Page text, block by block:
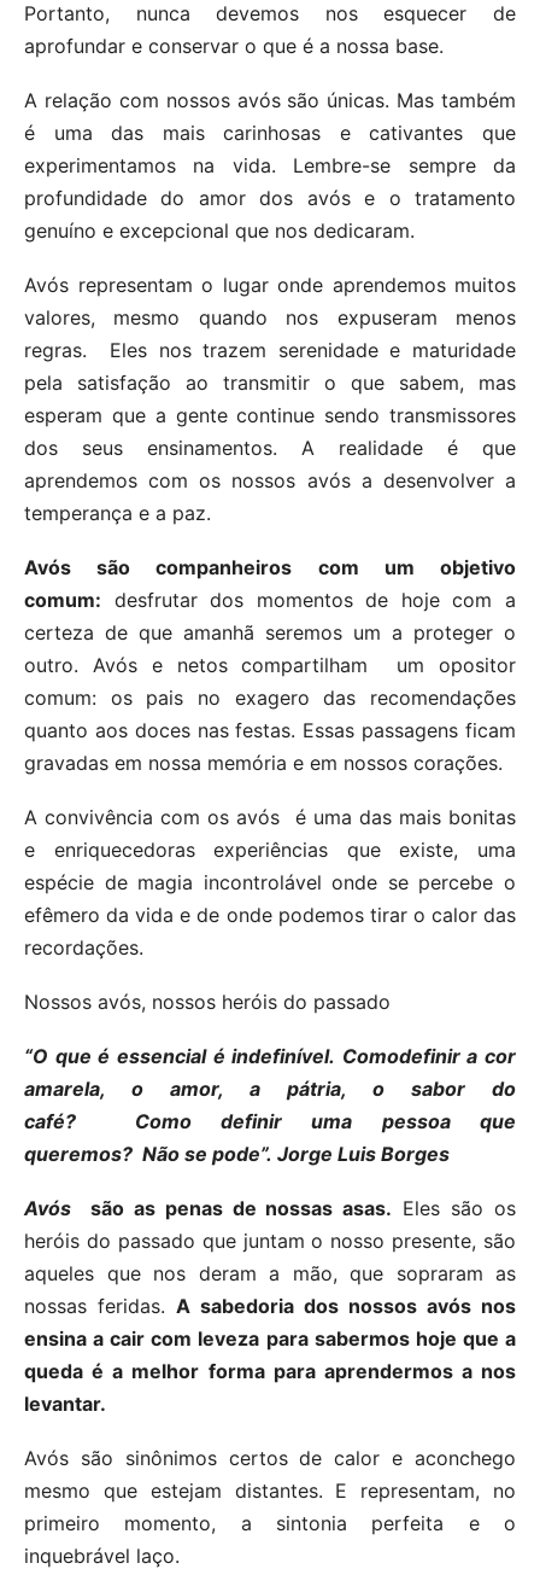
Portanto, nunca devemos nos esquecer de
aprofundar e conservar o que é a nossa base.
A relação com nossos avós são únicas. Mas também
é uma das mais carinhosas e cativantes que
experimentamos na vida. Lembre-se sempre da
profundidade do amor dos avós e o tratamento
genuíno e excepcional que nos dedicaram.
Avós representam o lugar onde aprendemos muitos
valores, mesmo quando nos expuseram menos
regras. Eles nos trazem serenidade e maturidade
pela satisfação ao transmitir o que sabem, mas
esperam que a gente continue sendo transmissores
dos seus ensinamentos. A realidade é que
aprendemos com os nossos avós a desenvolver a
temperança e a paz.
Avós são companheiros com um objetivo
comum: desfrutar dos momentos de hoje com a
certeza de que amanhã seremos um a proteger o
outro. Avós e netos compartilham um opositor
comum: os pais no exagero das recomendações
quanto aos doces nas festas. Essas passagens ficam
gravadas em nossa memória e em nossos corações.
A convivência com os avós é uma das mais bonitas
e enriquecedoras experiências que existe, uma
espécie de magia incontrolável onde se percebe o
efêmero da vida e de onde podemos tirar o calor das
recordações.
Nossos avós, nossos heróis do passado
“O que é essencial é indefinível. Comodefinir a cor
amarela, o amor, a pátria, o sabor do
café?
Como
definir uma pessoa que
queremos? Não se pode”. Jorge Luis Borges
Avós são as penas de nossas asas. Eles são os
heróis do passado que juntam o nosso presente, são
aqueles que nos deram a mão, que sopraram as
nossas feridas. A sabedoria dos nossos avós nos
ensina a cair com leveza para sabermos hoje que a
queda é a melhor forma para aprendermos a nos
levantar.
Avós são sinônimos certos de calor e aconchego
mesmo que estejam distantes. E representam, no
primeiro momento, a sintonia perfeita e o
inquebrável laço.